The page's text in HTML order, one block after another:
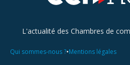
L'actualité des Chambres de
Qui sommes-nous ?•Mentions légales